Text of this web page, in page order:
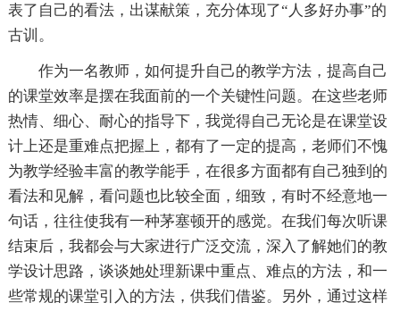
表了自己的看法，出谋献策，充分体现了“人多好办事”的
古训。
作为一名教师，如何提升自己的教学方法，提高自己
的课堂效率是摆在我面前的一个关键性问题。在这些老师
热情、细心、耐心的指导下，我觉得自己无论是在课堂设
计上还是重难点把握上，都有了一定的提高，老师们不愧
为教学经验丰富的教学能手，在很多方面都有自己独到的
看法和见解，看问题也比较全面，细致，有时不经意地一
句话，往往使我有一种茅塞顿开的感觉。在我们每次听课
结束后，我都会与大家进行广泛交流，深入了解她们的教
学设计思路，谈谈她处理新课中重点、难点的方法，和一
些常规的课堂引入的方法，供我们借鉴。另外，通过这样